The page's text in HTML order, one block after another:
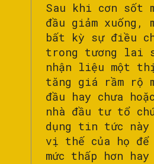
Sau khi cơn sốt
đầu giảm xuống,
bất kỳ sự điều
trong tương lai
nhận liệu một
tăng giá rầm rộ
đầu hay chưa
nhà đầu tư tổ
dụng tin tức này
vị thế của họ để
mức thấp hơn hay